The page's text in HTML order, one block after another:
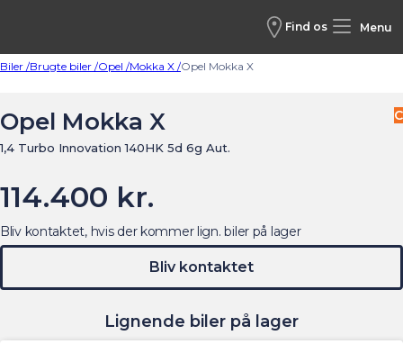
Find os Menu
Biler /Brugte biler /Opel /Mokka X /Opel Mokka X
Opel Mokka X
1,4 Turbo Innovation 140HK 5d 6g Aut.
C
114.400 kr.
Lignende biler på lager
Bliv kontaktet, hvis der kommer lign. biler på lager
Bliv kontaktet